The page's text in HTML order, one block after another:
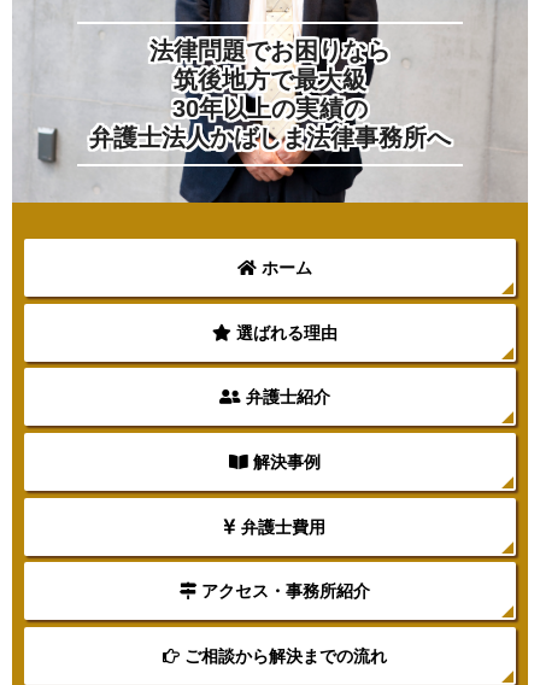
法律問題でお困りなら
筑後地方で最大級
30年以上の実績の
弁護士法人かばしま法律事務所へ
ホーム
選ばれる理由
弁護士紹介
解決事例
弁護士費用
アクセス・事務所紹介
ご相談から解決までの流れ